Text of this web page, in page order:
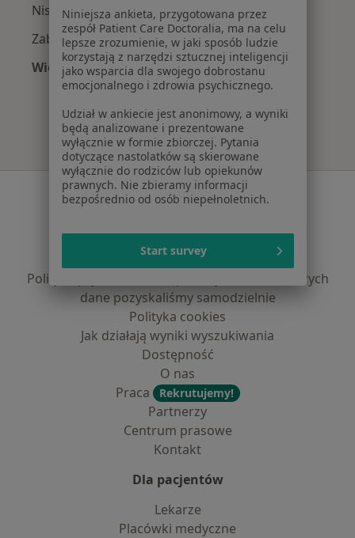
Niskie poczucie własnej wartości w Opalenicy
Zaburzenia emocjonalne w Opalenicy
Więcej (3)
Więcej w kategorii: Najczęście leczone choroby
Serwis
Polityka prywatności profesjonalistów
Polityka prywatności dla profesjonalistów, których
dane pozyskaliśmy samodzielnie
Polityka cookies
Jak działają wyniki wyszukiwania
Dostępność
O nas
Praca
Rekrutujemy!
Partnerzy
Centrum prasowe
Kontakt
Dla pacjentów
Lekarze
Placówki medyczne
Niniejsza ankieta, przygotowana przez
zespół Patient Care Doctoralia, ma na celu
lepsze zrozumienie, w jaki sposób ludzie
korzystają z narzędzi sztucznej inteligencji
jako wsparcia dla swojego dobrostanu
emocjonalnego i zdrowia psychicznego.
Udział w ankiecie jest anonimowy, a wyniki
będą analizowane i prezentowane
wyłącznie w formie zbiorczej. Pytania
dotyczące nastolatków są skierowane
wyłącznie do rodziców lub opiekunów
prawnych. Nie zbieramy informacji
bezpośrednio od osób niepełnoletnich.
Start survey